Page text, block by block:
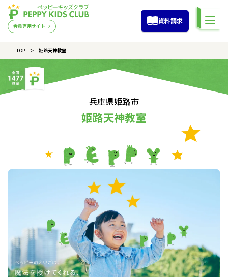
会員専用サイト
資料請求
TOP 姫路天神教室
兵庫県姫路市
姫路天神教室